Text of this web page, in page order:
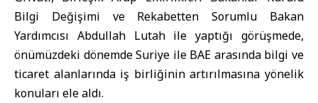
Bilgi Değişimi ve Rekabetten Sorumlu Bakan
Yardımcısı Abdullah Lutah ile yaptığı görüşmede,
önümüzdeki dönemde Suriye ile BAE arasında bilgi ve
ticaret alanlarında iş birliğinin artırılmasına yönelik
konuları ele aldı.